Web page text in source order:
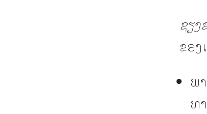
ຊຽງ
ຂອງ
ພ
ທ